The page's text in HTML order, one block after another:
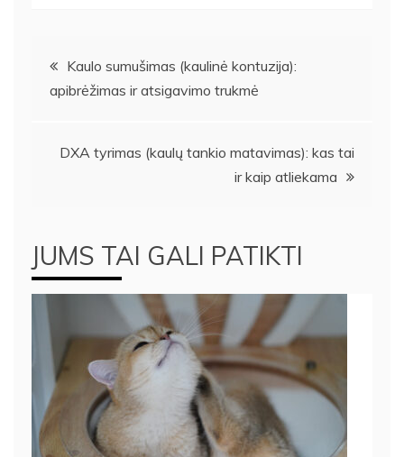
Navigacija
tarp
įrašų
Kaulo sumušimas (kaulinė kontuzija):
apibrėžimas ir atsigavimo trukmė
DXA tyrimas (kaulų tankio matavimas): kas tai
ir kaip atliekama
JUMS TAI GALI PATIKTI